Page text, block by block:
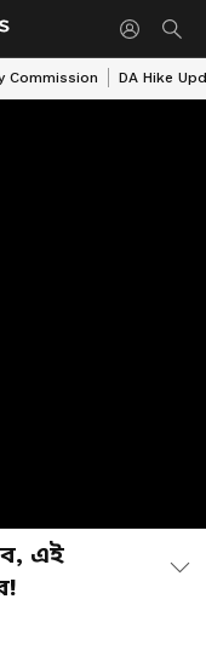
Commission DA Hike
এই